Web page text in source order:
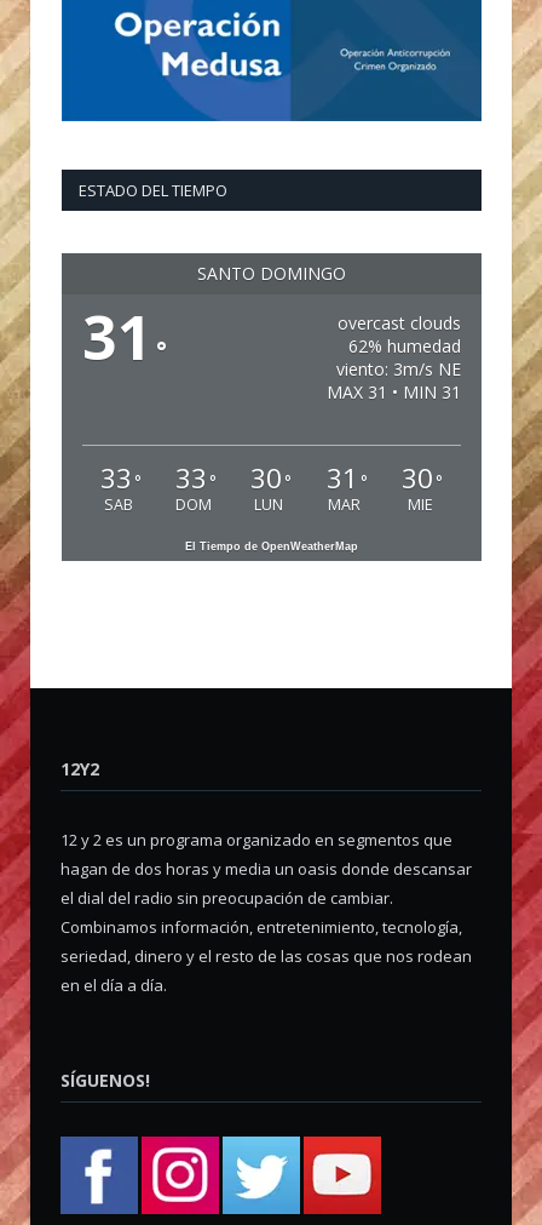
ESTADO DEL TIEMPO
SANTO DOMINGO
31 °
overcast clouds
62% humedad
viento: 3m/s NE
MAX 31 • MIN 31
33 °
SAB
33 °
DOM
30 °
LUN
31 °
MAR
30 °
MIE
El Tiempo de OpenWeatherMap
12Y2
12 y 2 es un programa organizado en segmentos que
hagan de dos horas y media un oasis donde descansar
el dial del radio sin preocupación de cambiar.
Combinamos información, entretenimiento, tecnología,
seriedad, dinero y el resto de las cosas que nos rodean
en el día a día.
SÍGUENOS!